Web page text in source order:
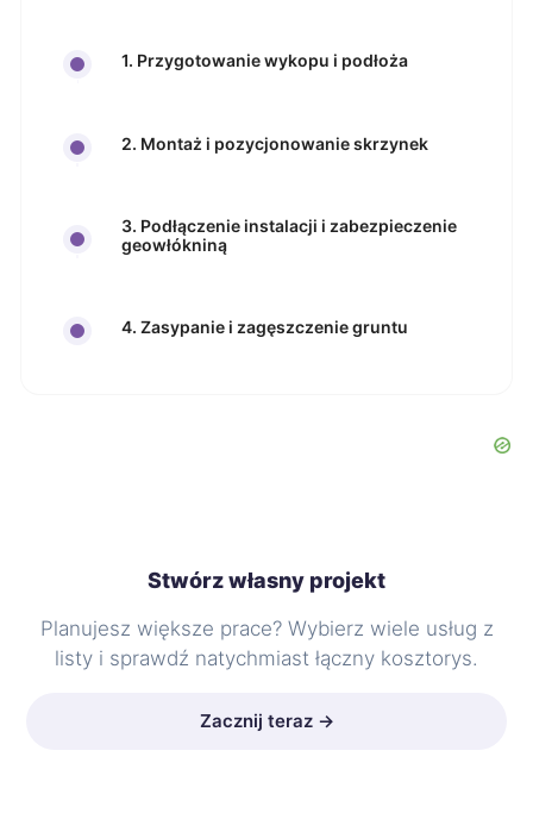
1. Przygotowanie wykopu i podłoża
2. Montaż i pozycjonowanie skrzynek
3. Podłączenie instalacji i zabezpieczenie
geowłókniną
4. Zasypanie i zagęszczenie gruntu
Stwórz własny projekt
Planujesz większe prace? Wybierz wiele usług z
listy i sprawdź natychmiast łączny kosztorys.
Zacznij teraz →